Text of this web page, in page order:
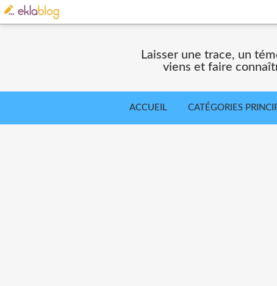
Laisser une trace, un
viens et faire
ACCUEIL CATÉGORIES